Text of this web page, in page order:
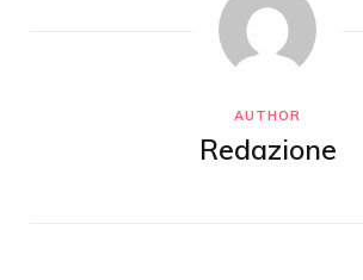
AUTHOR
Redazione